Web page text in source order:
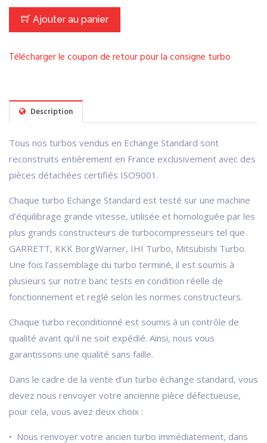
Ajouter au panier
Télécharger le coupon de retour pour la consigne turbo
Description
Tous nos turbos vendus en Echange Standard sont
reconstruits entièrement en France exclusivement avec des
pièces détachées certifiés ISO9001.
Chaque turbo Echange Standard est testé sur une machine
d’équilibrage grande vitesse, utilisée et homologuée par les
plus grands constructeurs de turbocompresseurs tel que
GARRETT, KKK BorgWarner, IHI Turbo, Mitsubishi Turbo.
Une fois l’assemblage du turbo terminé, il est soumis à
plusieurs sur notre banc tests en condition réelle de
fonctionnement et reglé selon les normes constructeurs.
Chaque turbo reconditionné est soumis à un contrôle de
qualité avant qu’il ne soit expédié. Ainsi, nous vous
garantissons une qualité sans faille.
Dans le cadre de la vente d’un turbo échange standard, vous
devez nous renvoyer votre ancienne pièce défectueuse,
pour cela, vous avez deux choix :
• Nous renvoyer votre ancien turbo immédiatement, dans